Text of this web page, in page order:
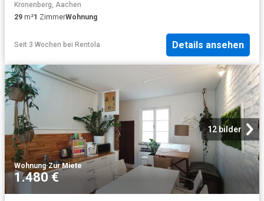
Kronenberg, Aachen
29 m²1 ZimmerWohnung
Seit 3 Wochen bei Rentola Details ansehen
12 bilder
Wohnung·Zur Miete
1.480 €